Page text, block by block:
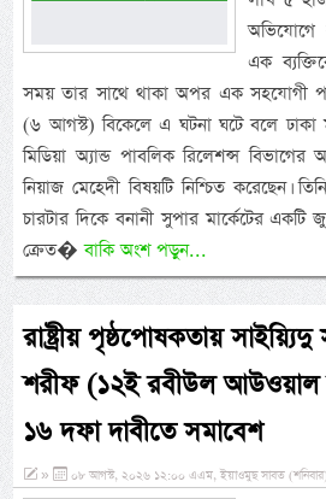
এক
সময় তার সাথে থাকা অপর এক সহযোগী
(৬ আগস্ট) বিকেলে এ ঘটনা ঘটে বলে ঢাকা
মিডিয়া অ্যান্ড পাবলিক রিলেশন্স
নিয়াজ মেহেদী বিষয়টি নিশ্চিত করেছেন।
চারটার দিকে বনানী সুপার মার্কেটের একটি
ক্রেত�বাকি অংশ পড়ুন...
রাষ্ট্রীয় পৃষ্ঠপোষকতায়
শরীফ (১২ই রবীউল
১৬ দফা দাবীতে সমাবেশ
» ০৮ আগস্ট, ২০২৬ ১২:০০ এএম, ইয়াওমুছ সাবত (শনিবার)